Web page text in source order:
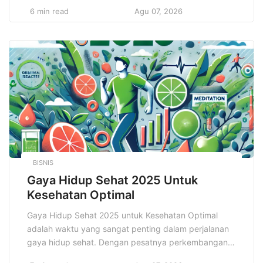
besar daripada sekadar gambar atau simbol. Logo
pelanggan potensial, dan sering kali menjadi faktor
penentu dalam keputusan mereka untuk terhubung
dengan […]
6 min read Agu 07, 2026
BISNIS
Gaya Hidup Sehat 2025 Untuk
Kesehatan Optimal
Gaya Hidup Sehat 2025 untuk Kesehatan Optimal
adalah waktu yang sangat penting dalam perjalanan
gaya hidup sehat. Dengan pesatnya perkembangan